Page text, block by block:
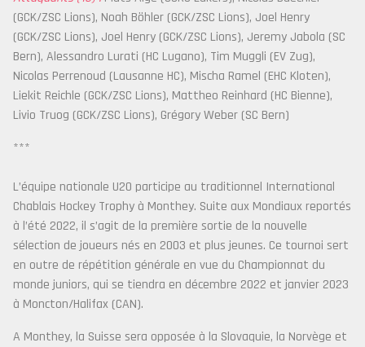
(GCK/ZSC Lions), Noah Böhler (GCK/ZSC Lions), Joel Henry
(GCK/ZSC Lions), Joel Henry (GCK/ZSC Lions), Jeremy Jabola (SC
Bern), Alessandro Lurati (HC Lugano), Tim Muggli (EV Zug),
Nicolas Perrenoud (Lausanne HC), Mischa Ramel (EHC Kloten),
Liekit Reichle (GCK/ZSC Lions), Mattheo Reinhard (HC Bienne),
Livio Truog (GCK/ZSC Lions), Grégory Weber (SC Bern)
***
L’équipe nationale U20 participe au traditionnel International
Chablais Hockey Trophy à Monthey. Suite aux Mondiaux reportés
à l’été 2022, il s’agit de la première sortie de la nouvelle
sélection de joueurs nés en 2003 et plus jeunes. Ce tournoi sert
en outre de répétition générale en vue du Championnat du
monde juniors, qui se tiendra en décembre 2022 et janvier 2023
à Moncton/Halifax (CAN).
A Monthey, la Suisse sera opposée à la Slovaquie, la Norvège et